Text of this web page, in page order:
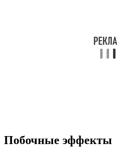
Побочные эффекты